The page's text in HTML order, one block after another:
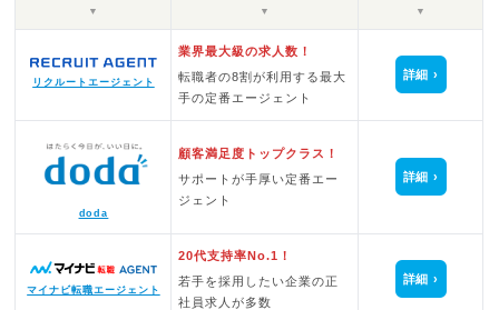
▼ ▼ ▼
リクルートエージェント
業界最大級の求人数！
転職者の8割が利用する最大
手の定番エージェント
詳細
doda
顧客満足度トップクラス！
サポートが手厚い定番エー
ジェント
詳細
マイナビ転職エージェント
20代支持率No.1！
若手を採用したい企業の正
社員求人が多数
詳細